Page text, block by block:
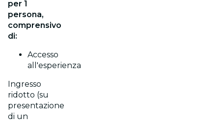
per 1
persona,
comprensivo
di:
Accesso
all'esperienza
Ingresso
ridotto (su
presentazione
di un